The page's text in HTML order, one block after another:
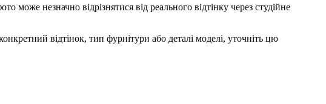
незначно відрізнятися від реального відтінку через студійне
відтінок, тип фурнітури або деталі моделі, уточніть цю